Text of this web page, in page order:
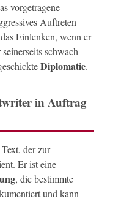
vorgetragene
Auftreten
Einlenken, wenn er
schwach
Diplomatie.
in Auftrag
der zur
Er ist eine
, die bestimmte
und kann